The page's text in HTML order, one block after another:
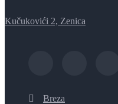
Kučukovići 2, Zenica
Breza